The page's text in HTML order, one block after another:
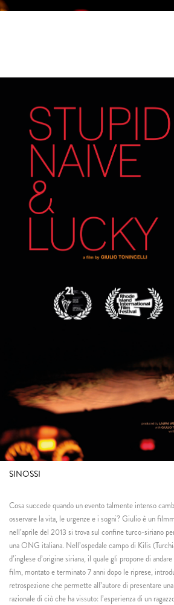
SINOSSI
Cosa succede quando un evento talmente intenso
osservare la vita, le urgenze e i sogni? Giulio è un
nell’aprile del 2013 si trova sul confine turco-siriano
una ONG italiana. Nell’ospedale campo di Kilis
d’inglese d’origine siriana, il quale gli propone di
film, montato e terminato 7 anni dopo le riprese,
retrospezione che permette all’autore di presentare
razionale di ciò che ha vissuto: l’esperienza di un